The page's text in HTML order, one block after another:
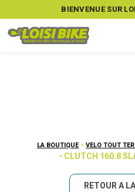
BIENVENUE SUR
LA BOUTIQUE - VELO TOUT
- CLUTCH 160.8
RETOUR A